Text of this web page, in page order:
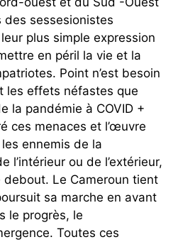
sessesionistes
plus simple expression
en péril la vie et la
Point n’est besoin
les effets néfastes que
la pandémie à COVID +
ces menaces et l’œuvre
ennemis de la
l’intérieur ou de l’extérieur,
debout. Le Cameroun tient
sa marche en avant
le progrès, le
Toutes ces